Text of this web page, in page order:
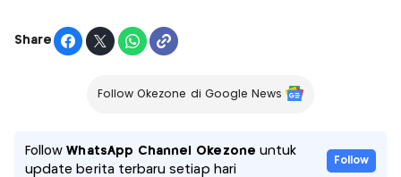
Share
Follow Okezone di Google News
FollowWhatsApp Channel Okezone untuk
update berita terbaru setiap hari
Follow